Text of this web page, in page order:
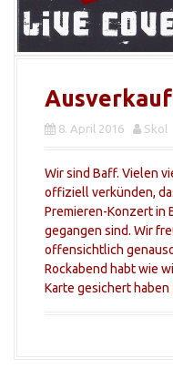
8. April 2016 Skol
Wir sind Baff. Vielen
offiziell verkünden,
Premieren-Konzert in
gegangen sind. Wir
offensichtlich
Rockabend habt wie
Karte gesichert